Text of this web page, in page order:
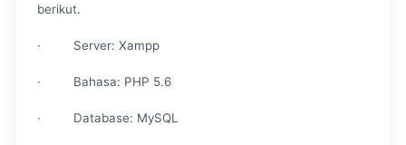
berikut.
· Server: Xampp
· Bahasa: PHP 5.6
· Database: MySQL